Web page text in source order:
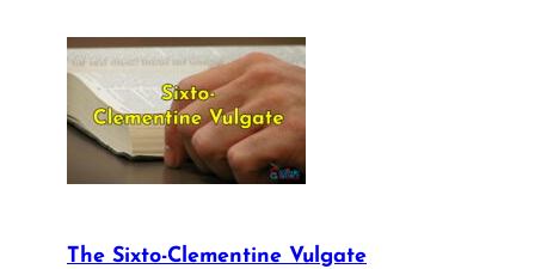
The Sixto-Clementine Vulgate